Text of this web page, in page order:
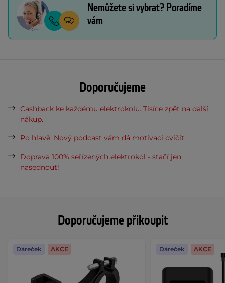
Doporučujeme přikoupit
Dáreček AKCE Dáreček AKCE
Nemůžete si vybrat? Poradíme
vám
Doporučujeme
Cashback ke každému elektrokolu. Tisíce zpět na další
nákup.
Po hlavě: Nový podcast vám dá motivaci cvičit
Doprava 100% seřízených elektrokol - stačí jen
nasednout!